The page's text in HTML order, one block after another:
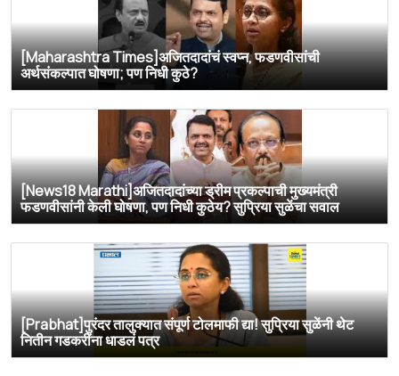
[Maharashtra Times]अजितदादांचं स्वप्न, फडणवीसांची
अर्थसंकल्पात घोषणा; पण निधी कुठे?
[News18 Marathi]अजितदादांच्या ड्रीम प्रकल्पाची मुख्यमंत्री
फडणवीसांनी केली घोषणा, पण निधी कुठेय? सुप्रिया सुळेंचा सवाल
[Prabhat]पुरंदर तालुक्यात संपूर्ण टोलमाफी द्या! सुप्रिया सुळेंनी थेट
नितीन गडकरींना धाडलं पत्र